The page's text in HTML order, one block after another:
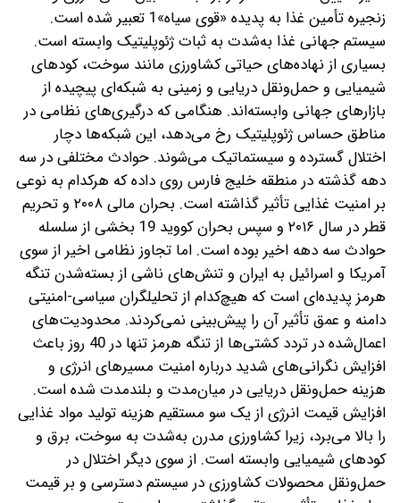
زنجیره تأمین غذا به پدیده «قوی سیاه»1 تعبیر شده است.
سیستم جهانی غذا به‌شدت به ثبات ژئوپلیتیک وابسته است.
بسیاری از نهاده‌های حیاتی کشاورزی مانند سوخت، کودهای
شیمیایی و حمل‌ونقل دریایی و زمینی به شبکه‌ای پیچیده از
بازارهای جهانی وابسته‌اند. هنگامی که درگیری‌های نظامی در
مناطق حساس ژئوپلیتیک رخ می‌دهد، این شبکه‌ها دچار
اختلال گسترده و سیستماتیک می‌شوند. حوادث مختلفی در سه
دهه گذشته در منطقه خلیج فارس روی داده که هرکدام به نوعی
بر امنیت غذایی تأثیر گذاشته است. بحران مالی ۲۰۰۸ و تحریم
قطر در سال ۲۰۱۶ و سپس بحران کووید 19 بخشی از سلسله
حوادث سه دهه اخیر بوده است. اما تجاوز نظامی اخیر از سوی
آمریکا و اسرائیل به ایران و تنش‌های ناشی از بسته‌شدن تنگه
هرمز پدیده‌ای است که هیچ‌کدام از تحلیلگران سیاسی-امنیتی
دامنه و‌ عمق تأثیر آن را پیش‌بینی نمی‌کردند. محدودیت‌های
اعمال‌شده در تردد کشتی‌ها از تنگه هرمز تنها در 40 روز باعث
افزایش نگرانی‌های شدید درباره امنیت مسیرهای انرژی و
هزینه حمل‌ونقل دریایی در میان‌مدت و بلندمدت شده است.
افزایش قیمت انرژی از یک سو مستقیم هزینه تولید مواد غذایی
را بالا می‌برد، زیرا کشاورزی مدرن به‌شدت به سوخت، برق و
کودهای شیمیایی وابسته است. از سوی دیگر اختلال در
حمل‌ونقل محصولات کشاورزی در سیستم دسترسی و بر قیمت